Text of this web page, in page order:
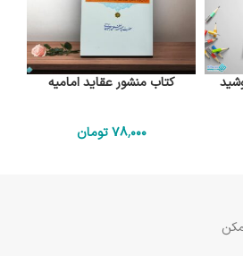
کتاب منشور عقاید امامیه
78٬000 تومان